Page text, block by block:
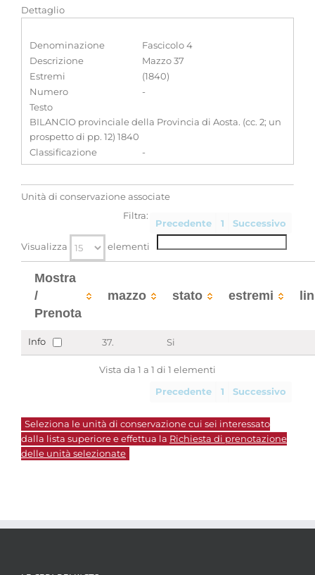
Dettaglio
Denominazione
Fascicolo 4
Descrizione
Mazzo 37
Estremi
(1840)
Numero
-
Testo
BILANCIO provinciale della Provincia di Aosta. (cc. 2; un
prospetto di pp. 12) 1840
Classificazione
-
Unità di conservazione associate
Precedente 1 Successivo
Visualizza elementi
Filtra:
Mostra
/
Prenota
mazzo stato estremi
Info 37. Si
Vista da 1 a 1 di 1 elementi
Precedente 1 Successivo
Seleziona le unità di conservazione cui sei interessato
dalla lista superiore e effettua la Richiesta di prenotazione
delle unità selezionate